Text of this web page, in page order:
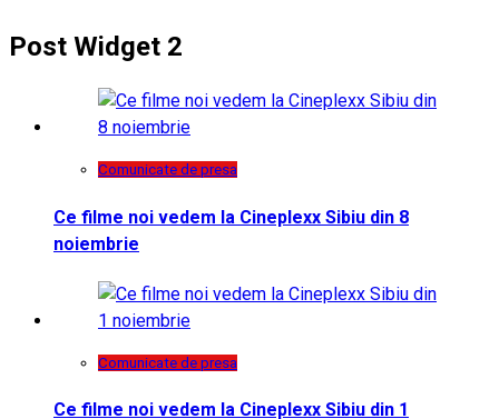
Post Widget 2
Comunicate de presa
Ce filme noi vedem la Cineplexx Sibiu din 8
noiembrie
Comunicate de presa
Ce filme noi vedem la Cineplexx Sibiu din 1